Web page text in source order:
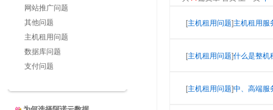
网站推广问题
其他问题
主机租用问题
数据库问题
支付问题
[主机租用问题]主机租用服
[主机租用问题]什么是整机
[主机租用问题]中、高端服